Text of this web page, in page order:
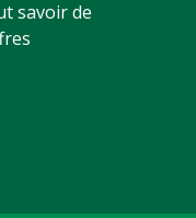
savoir de